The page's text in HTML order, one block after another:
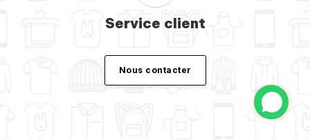
Service client
Nous contacter